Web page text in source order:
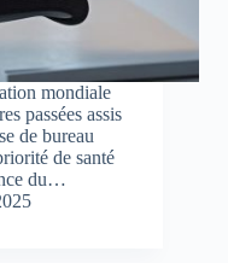
mondiale
passées assis
de bureau
de santé
du…